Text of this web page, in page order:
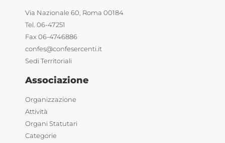
Via Nazionale 60, Roma 00184
Tel. 06-47251
Fax 06-4746886
confes@confesercenti.it
Sedi Territoriali
Associazione
Organizzazione
Attività
Organi Statutari
Categorie